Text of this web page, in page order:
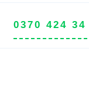
0370 424 34